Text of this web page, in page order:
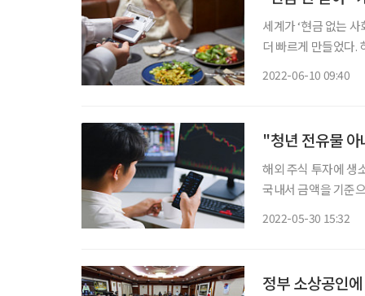
세계가 ‘현금 없는
더 빠르게 만들었다.
2022-06-10 09:40
"청년 전유물
해외 주식 투자에 생
국내서 금액을 기준
2022-05-30 15:32
정부 소상공인